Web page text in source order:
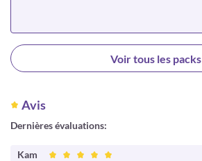
Voir tous les packs
Avis
Dernières évaluations:
Kam